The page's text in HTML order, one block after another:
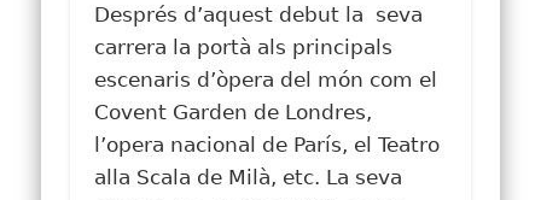
Després d’aquest debut la seva
carrera la portà als principals
escenaris d’òpera del món com el
Covent Garden de Londres,
l’opera nacional de París, el Teatro
alla Scala de Milà, etc. La seva